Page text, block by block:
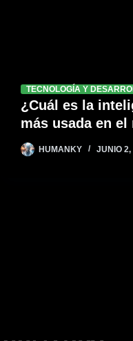
TECNOLOGÍA Y
¿Cuál es la
más usada en el
HUMANKY JUNIO 2,